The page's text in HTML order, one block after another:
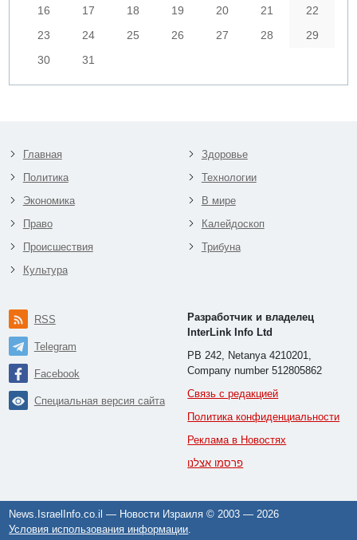
16
17 18 19 20 21
22
23
24 25 26 27 28
29
30
31
Главная
Политика
Экономика
Право
Происшествия
Культура
Здоровье
Технологии
В мире
Калейдоскоп
Трибуна
RSS
Telegram
Facebook
Специальная версия сайта
Разработчик и владелец
InterLink Info Ltd
PB 242, Netanya 4210201,
Company number 512805862
Связь с редакцией
Политика конфиденциальности
Реклама в Новостях
פרסמו אצלנו
News.IsraelInfo.co.il — Новости Израиля © 2003 —2026
Условия использования информации.